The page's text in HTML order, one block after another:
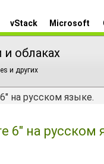
vStack Microsoft
облаках
и других
на русском языке.
6" на русском